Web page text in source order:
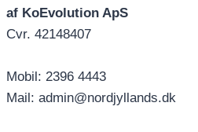
af KoEvolution ApS
Cvr. 42148407
Mobil: 2396 4443
Mail: admin@nordjyllands.dk